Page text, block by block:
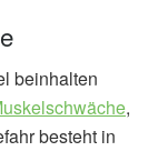
beinhalten
,
besteht in